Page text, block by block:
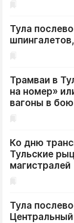
Тула
Трамваи в
на номер»
вагоны в бою
Ко дню
Тульские
магистралей
Тула